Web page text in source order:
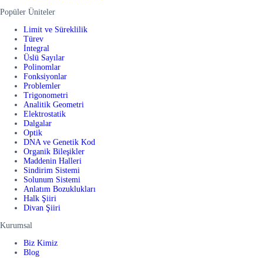
Popüler Üniteler
Limit ve Süreklilik
Türev
İntegral
Üslü Sayılar
Polinomlar
Fonksiyonlar
Problemler
Trigonometri
Analitik Geometri
Elektrostatik
Dalgalar
Optik
DNA ve Genetik Kod
Organik Bileşikler
Maddenin Halleri
Sindirim Sistemi
Solunum Sistemi
Anlatım Bozuklukları
Halk Şiiri
Divan Şiiri
Kurumsal
Biz Kimiz
Blog